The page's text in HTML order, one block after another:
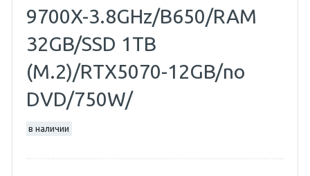
9700X-3.8GHz/B650/RAM
32GB/SSD 1TB
(M.2)/RTX5070-12GB/no
DVD/750W/
в наличии